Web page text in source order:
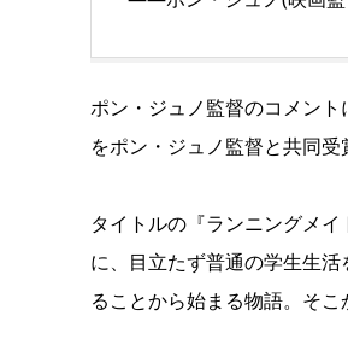
ポン・ジュノ監督のコメン
をポン・ジュノ監督と共同
タイトルの『ランニングメ
に、目立たず普通の学生生
ることから始まる物語。そ